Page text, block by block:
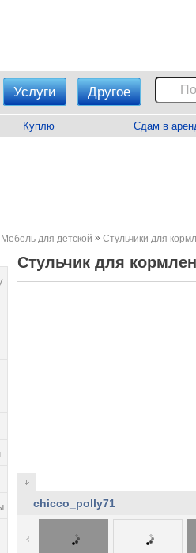
Услуги Другое
Куплю Сдам в
Мебель для детской » Стульчики для
Стульчик для
chicco_polly71